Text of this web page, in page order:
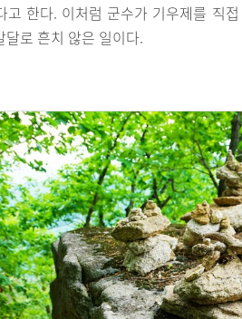
고 한다. 이처럼 군수가 기우제를 직
로 흔치 않은 일이다.